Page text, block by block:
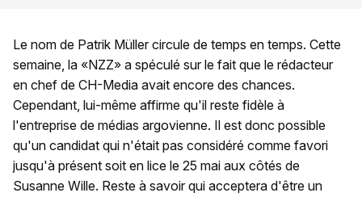
Le nom de Patrik Müller circule de temps en temps. Cette
semaine, la «NZZ» a spéculé sur le fait que le rédacteur
en chef de CH-Media avait encore des chances.
Cependant, lui-même affirme qu'il reste fidèle à
l'entreprise de médias argovienne. Il est donc possible
qu'un candidat qui n'était pas considéré comme favori
jusqu'à présent soit en lice le 25 mai aux côtés de
Susanne Wille. Reste à savoir qui acceptera d'être un